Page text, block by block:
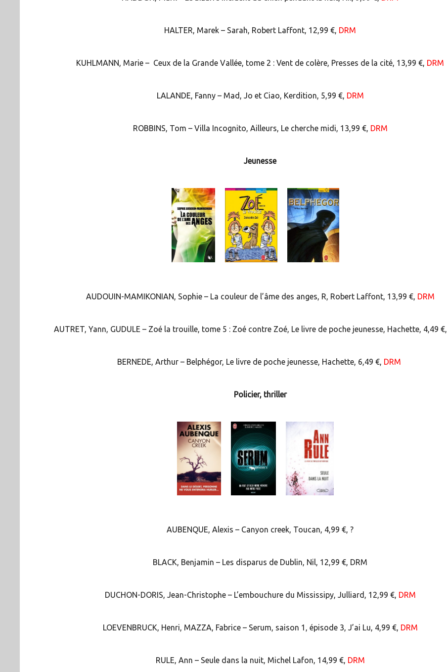
HALTER, Marek – Sarah, Robert Laffont, 12,99 €, DRM
KUHLMANN, Marie – Ceux de la Grande Vallée, tome 2 : Vent de colère, Presses de la cité, 13,99 €, DRM
LALANDE, Fanny – Mad, Jo et Ciao, Kerdition, 5,99 €, DRM
ROBBINS, Tom – Villa Incognito, Ailleurs, Le cherche midi, 13,99 €, DRM
Jeunesse
AUDOUIN-MAMIKONIAN, Sophie – La couleur de l’âme des anges, R, Robert Laffont, 13,99 €, DRM
AUTRET, Yann, GUDULE – Zoé la trouille, tome 5 : Zoé contre Zoé, Le livre de poche jeunesse, Hachette, 4,49 €,
BERNEDE, Arthur – Belphégor, Le livre de poche jeunesse, Hachette, 6,49 €, DRM
Policier, thriller
AUBENQUE, Alexis – Canyon creek, Toucan, 4,99 €, ?
BLACK, Benjamin – Les disparus de Dublin, Nil, 12,99 €, DRM
DUCHON-DORIS, Jean-Christophe – L’embouchure du Mississipy, Julliard, 12,99 €, DRM
LOEVENBRUCK, Henri, MAZZA, Fabrice – Serum, saison 1, épisode 3, J’ai Lu, 4,99 €, DRM
RULE, Ann – Seule dans la nuit, Michel Lafon, 14,99 €, DRM